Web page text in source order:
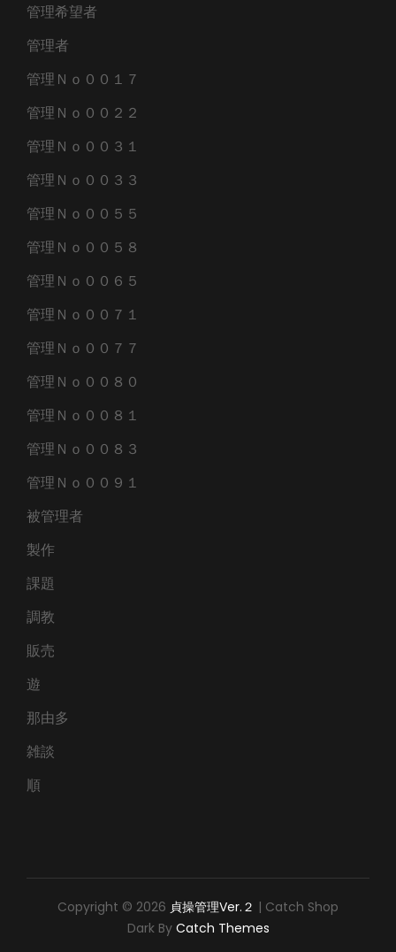
管理希望者
管理者
管理Ｎｏ００１７
管理Ｎｏ００２２
管理Ｎｏ００３１
管理Ｎｏ００３３
管理Ｎｏ００５５
管理Ｎｏ００５８
管理Ｎｏ００６５
管理Ｎｏ００７１
管理Ｎｏ００７７
管理Ｎｏ００８０
管理Ｎｏ００８１
管理Ｎｏ００８３
管理Ｎｏ００９１
被管理者
製作
課題
調教
販売
遊
那由多
雑談
順
Copyright © 2026 貞操管理Ver.２ | Catch Shop
Dark By Catch Themes